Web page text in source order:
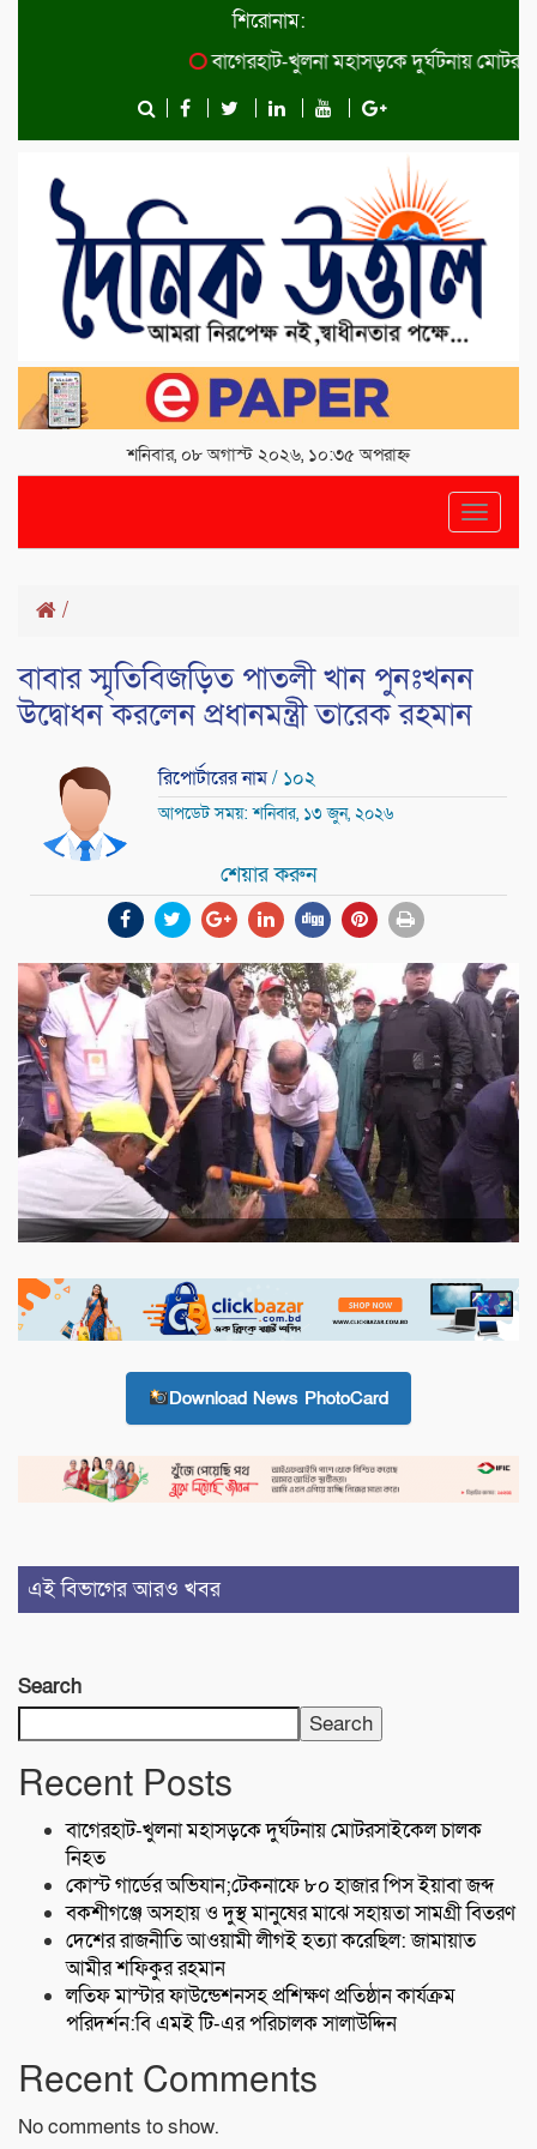
শিরোনাম:
বাগেরহাট-খুলনা মহাসড়কে ‌দুর্ঘটনায়
শনিবার, ০৮ অগাস্ট ২০২৬, ১০:৩৫ অপরাহ্ন
Toggle
/
বাবার স্মৃতিবিজড়িত পাতলী খান পুনঃখনন
উদ্বোধন করলেন প্রধানমন্ত্রী তারেক রহমান
রিপোর্টারের নাম/ ১০২
আপডেট সময়: শনিবার, ১৩ জুন, ২০২৬
শেয়ার করুন
Download News PhotoCard
এই বিভাগের আরও খবর
Search
Search
Recent Posts
বাগেরহাট-খুলনা মহাসড়কে ‌দুর্ঘটনায় মোটরসাইকেল চালক
নিহত
কোস্ট গার্ডের অভিযান;টেকনাফে ৮০ হাজার পিস ইয়াবা জব্দ
বকশীগঞ্জে অসহায় ও দুস্থ মানুষের মাঝে সহায়তা সামগ্রী বিতরণ
দেশের রাজনীতি আওয়ামী লীগই হত্যা করেছিল: জামায়াত
আমীর শফিকুর রহমান
লতিফ মাস্টার ফাউন্ডেশনসহ প্রশিক্ষণ প্রতিষ্ঠান কার্যক্রম
পরিদর্শন:বি এমই টি-এর পরিচালক সালাউদ্দিন
Recent Comments
No comments to show.